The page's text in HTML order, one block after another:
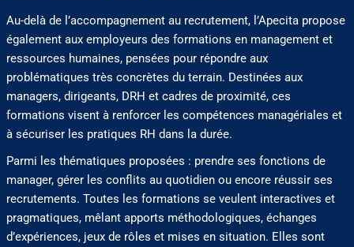
Au-delà de l’accompagnement au recrutement, l’Apecita propose
également aux employeurs des formations en management et
ressources humaines, pensées pour répondre aux
problématiques très concrètes du terrain. Destinées aux
managers, dirigeants, DRH et cadres de proximité, ces
formations visent à renforcer les compétences managériales et
à sécuriser les pratiques RH dans la durée.
Parmi les thématiques proposées : prendre ses fonctions de
manager, gérer les conflits au quotidien ou encore réussir ses
recrutements. Toutes les formations se veulent interactives et
pragmatiques, mêlant apports méthodologiques, échanges
d’expériences, jeux de rôles et mises en situation. Elles sont